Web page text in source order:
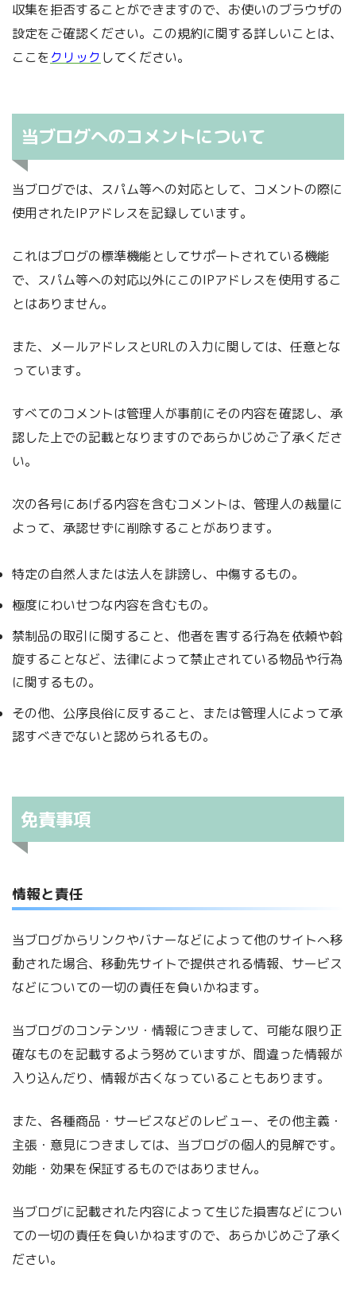
収集を拒否することができますので、お使いのブラウザの
設定をご確認ください。この規約に関する詳しいことは、
ここを クリック してください。
当ブログへのコメントについて
当ブログでは、スパム等への対応として、コメントの際に
使用されたIPアドレスを記録しています。
これはブログの標準機能としてサポートされている機能
で、スパム等への対応以外にこのIPアドレスを使用するこ
とはありません。
また、メールアドレスとURLの入力に関しては、任意とな
っています。
すべてのコメントは管理人が事前にその内容を確認し、承
認した上での記載となりますのであらかじめご了承くださ
い。
次の各号にあげる内容を含むコメントは、管理人の裁量に
よって、承認せずに削除することがあります。
特定の自然人または法人を誹謗し、中傷するもの。
極度にわいせつな内容を含むもの。
禁制品の取引に関すること、他者を害する行為を依頼や斡
旋することなど、法律によって禁止されている物品や行為
に関するもの。
その他、公序良俗に反すること、または管理人によって承
認すべきでないと認められるもの。
免責事項
情報と責任
当ブログからリンクやバナーなどによって他のサイトへ移
動された場合、移動先サイトで提供される情報、サービス
などについての一切の責任を負いかねます。
当ブログのコンテンツ・情報につきまして、可能な限り正
確なものを記載するよう努めていますが、間違った情報が
入り込んだり、情報が古くなっていることもあります。
また、各種商品・サービスなどのレビュー、その他主義・
主張・意見につきましては、当ブログの個人的見解です。
効能・効果を保証するものではありません。
当ブログに記載された内容によって生じた損害などについ
ての一切の責任を負いかねますので、あらかじめご了承く
ださい。